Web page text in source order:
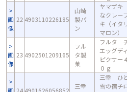
画
像
22 4903110226185
山崎
製パ
ン
ヤマザキ
なクレ－
キ（イタ
マロン）
画
像
23 4902501209165
フル
タ製
菓
フルタ
エッグデ
ピクサー
０ｇ
画 24 4901626056852
三幸
三幸 ひ
雪の宿チ